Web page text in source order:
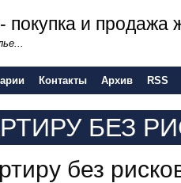
покупка и продажа
Контакты Архив RSS
БЕЗ
без